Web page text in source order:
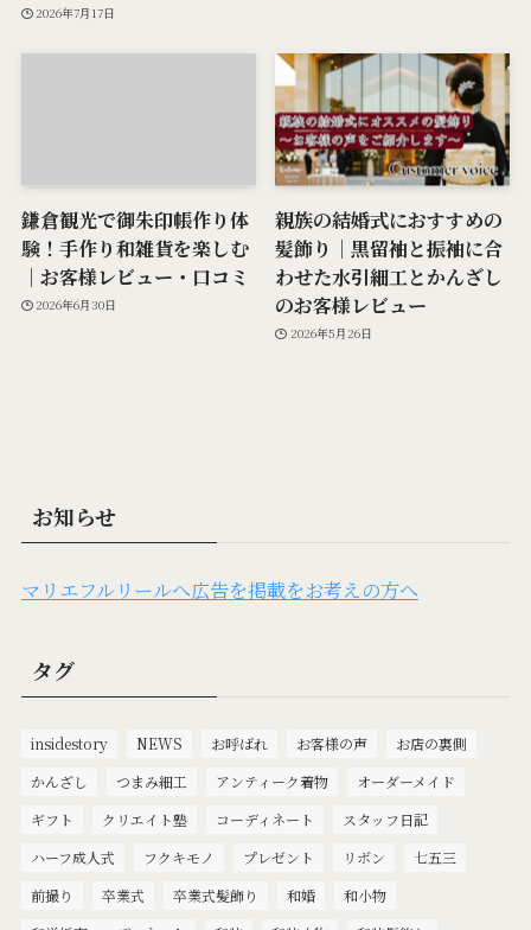
2026年7月17日
鎌倉観光で御朱印帳作り体
験！手作り和雑貨を楽しむ
｜お客様レビュー・口コミ
2026年6月30日
親族の結婚式におすすめの
髪飾り｜黒留袖と振袖に合
わせた水引細工とかんざし
のお客様レビュー
2026年5月26日
お知らせ
マリエフルリールへ広告を掲載をお考えの方へ
タグ
insidestory NEWS お呼ばれ お客様の声
お店の裏側
かんざし
つまみ細工 アンティーク着物
オーダーメイド
ギフト
クリエイト塾 コーディネート
スタッフ日記
ハーフ成人式
フクキモノ プレゼント リボン
七五三
前撮り
卒業式 卒業式髪飾り 和婚
和小物